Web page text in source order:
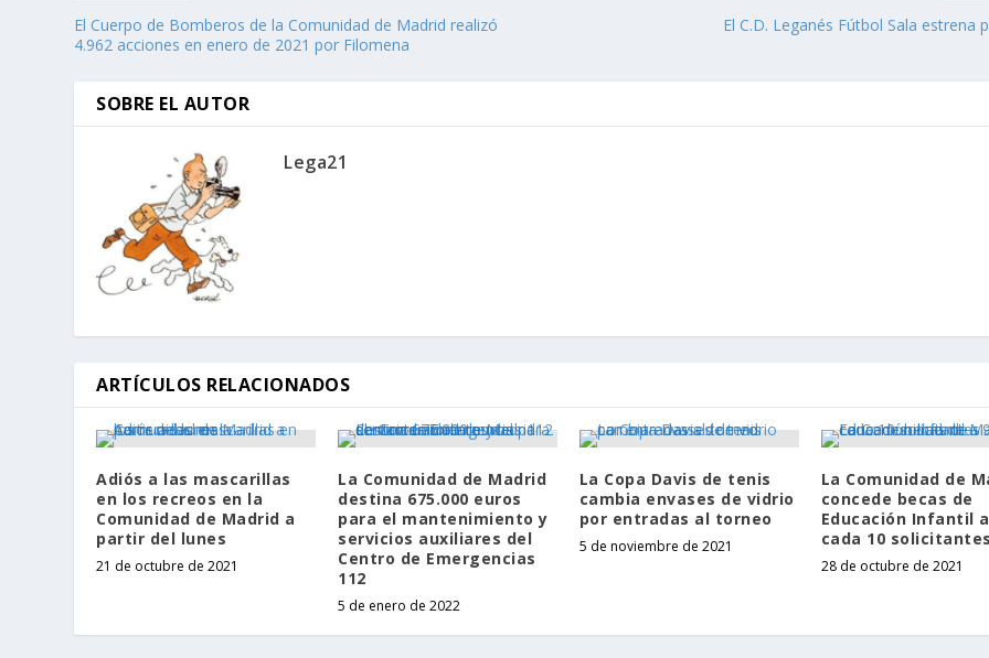
El Cuerpo de Bomberos de la Comunidad de Madrid realizó
4.962 acciones en enero de 2021 por Filomena
El C.D. Leganés Fútbol Sala estrena
SOBRE EL AUTOR
Lega21
ARTÍCULOS RELACIONADOS
Adiós a las mascarillas
en los recreos en la
Comunidad de Madrid a
partir del lunes
21 de octubre de 2021
La Comunidad de Madrid
destina 675.000 euros
para el mantenimiento y
servicios auxiliares del
Centro de Emergencias
112
5 de enero de 2022
La Copa Davis de tenis
cambia envases de vidrio
por entradas al torneo
5 de noviembre de 2021
La Comunidad de
concede becas de
Educación Infantil
cada 10
28 de octubre de 2021